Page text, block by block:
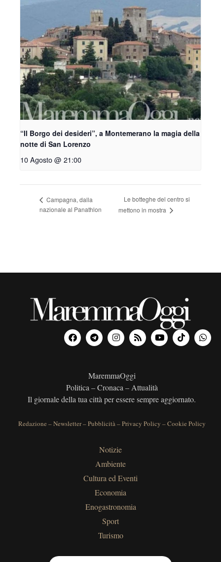
“Il Borgo dei desideri”, a Montemerano la magia della
notte di San Lorenzo
10 Agosto @ 21:00
Campagna, dalla
nazionale al Panathlon
Le botteghe del centro si
mettono in mostra
MaremmaOggi
Politica – Cronaca – Attualità
Il giornale della tua città per essere sempre aggiornato.
Redazione –Newsletter–Pubblicità–Privacy Policy –Cookie Policy
Notizie
Ambiente
Cultura ed Eventi
Economia
Enogastronomia
Sport
Turismo